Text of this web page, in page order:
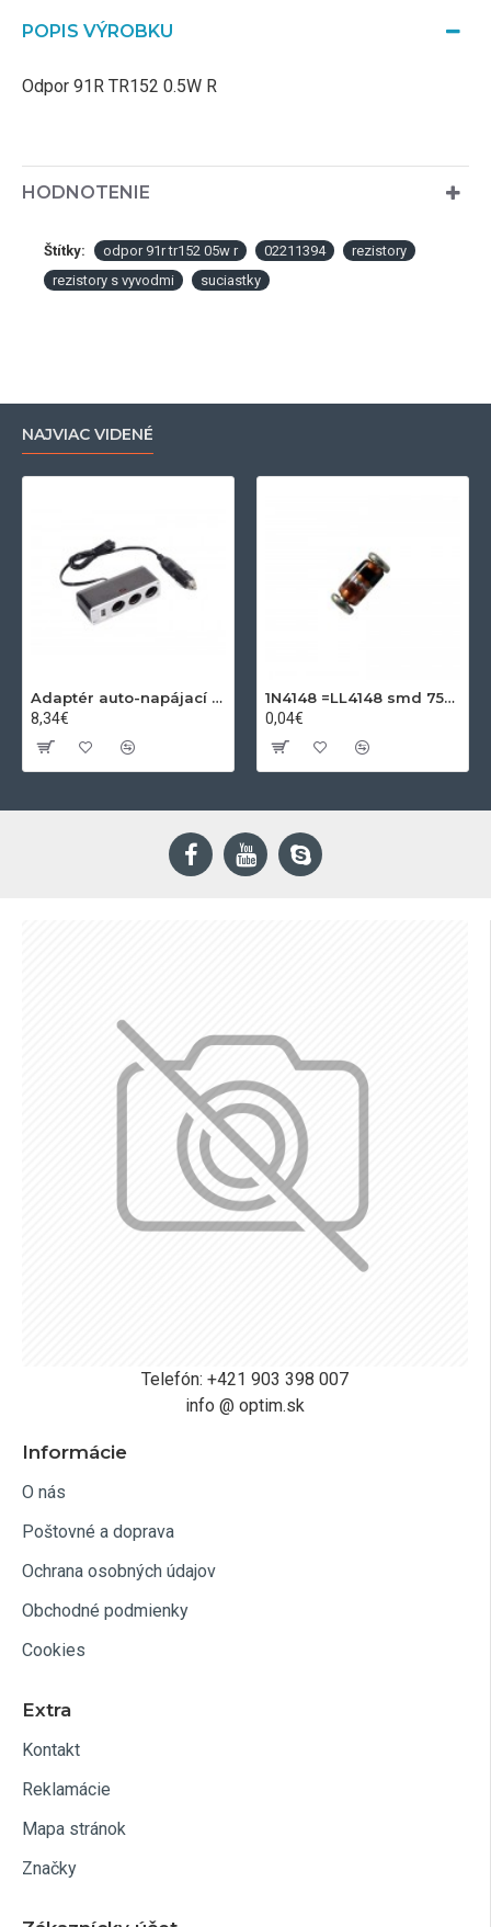
POPIS VÝROBKU
Odpor 91R TR152 0.5W R
HODNOTENIE
Štítky: odpor 91r tr152 05w r 02211394
rezistory
rezistory s vyvodmi
suciastky
NAJVIAC VIDENÉ
Adaptér auto-napájací 1xkon./3x zdierka- 12/24V, USB 1000mA
8,34€
1N4148 =LL4148 smd 75V,0.15A SOD80C
0,04€
Telefón: +421 903 398 007
info @ optim.sk
Informácie
O nás
Poštovné a doprava
Ochrana osobných údajov
Obchodné podmienky
Cookies
Extra
Kontakt
Reklamácie
Mapa stránok
Značky